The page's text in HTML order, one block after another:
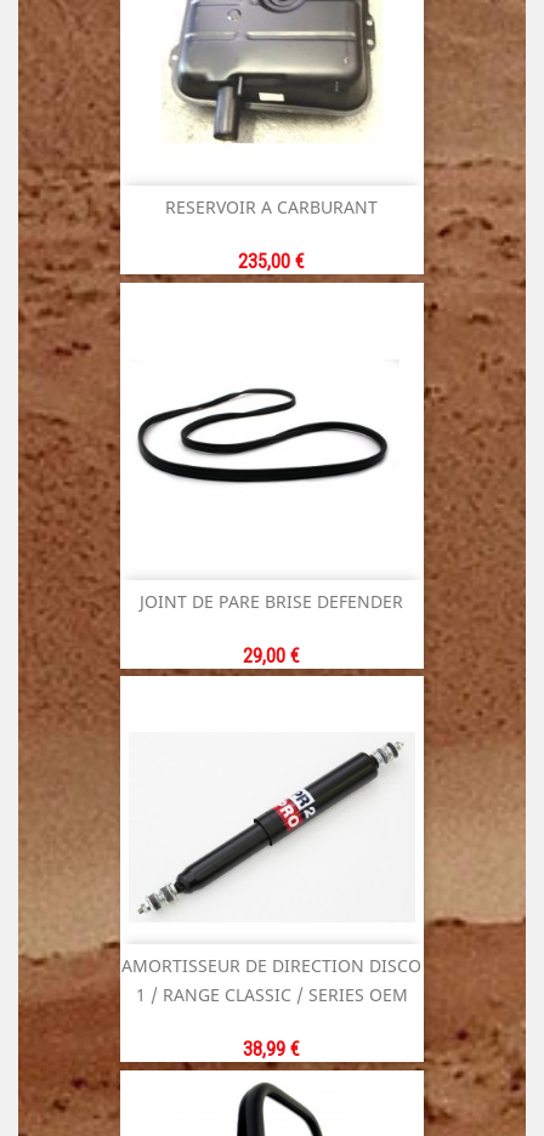
RESERVOIR A CARBURANT
Prix
235,00 €
JOINT DE PARE BRISE DEFENDER
Prix
29,00 €
AMORTISSEUR DE DIRECTION DISCO
1 / RANGE CLASSIC / SERIES OEM
Prix
38,99 €